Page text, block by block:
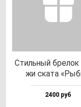
Стиль­ный
жи ска­та
2400 руб